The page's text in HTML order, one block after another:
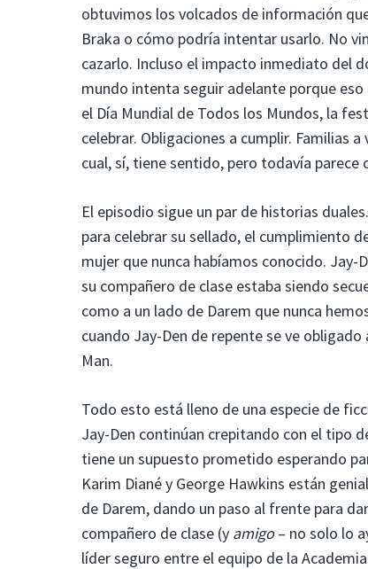
obtuvimos los volcados de información
Braka o cómo podría intentar usarlo. No
cazarlo. Incluso el impacto inmediato del
mundo intenta seguir adelante porque
el Día Mundial de Todos los Mundos, la
celebrar. Obligaciones a cumplir. Familias
cual, sí, tiene sentido, pero todavía
El episodio sigue un par de historias
para celebrar su sellado, el cumplimiento
mujer que nunca habíamos conocido.
su compañero de clase estaba siendo
como a un lado de Darem que nunca
cuando Jay-Den de repente se ve
Man.
Todo esto está lleno de una especie de
Jay-Den continúan crepitando con el tipo
tiene un supuesto prometido esperando
Karim Diané y George Hawkins están
de Darem, dando un paso al frente para
compañero de clase (y amigo– no solo lo
líder seguro entre el equipo de la